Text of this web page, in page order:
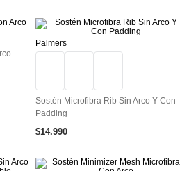
Palmers
Sostén Microfibra Rib Sin Arco Y Con
Padding
$14.990